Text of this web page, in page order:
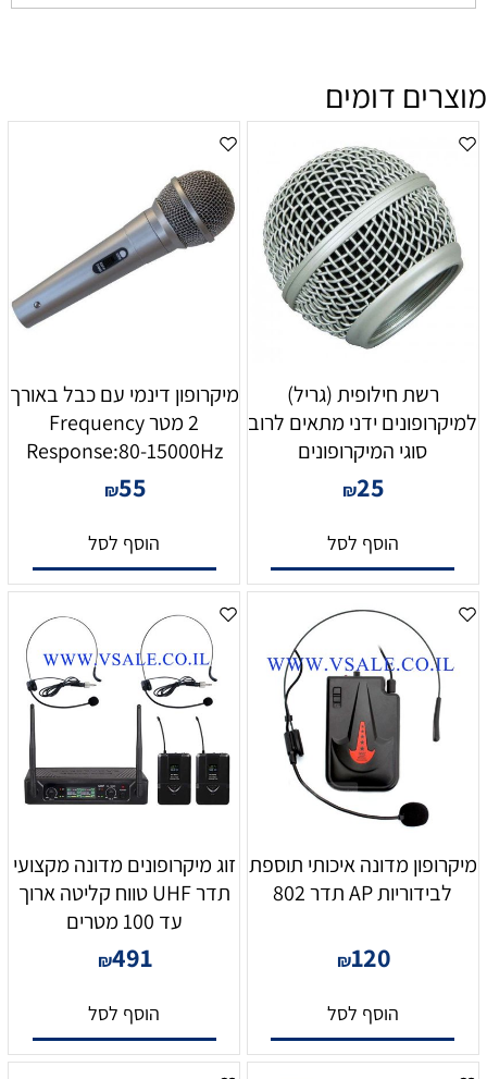
מוצרים דומים
רשת חילופית (גריל)
למיקרופונים ידני מתאים לרוב
סוגי המיקרופונים
₪25
הוסף לסל
מיקרופון דינמי עם כבל באורך
2 מטר Frequency
Response:80-15000Hz
₪55
הוסף לסל
מיקרופון מדונה איכותי תוספת
לבידוריות AP תדר 802
₪120
הוסף לסל
זוג מיקרופונים מדונה מקצועי
תדר UHF טווח קליטה ארוך
עד 100 מטרים
₪491
הוסף לסל